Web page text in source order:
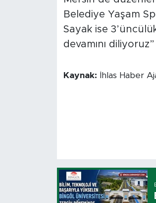
Belediye Yaşam
Sayak ise
devamını
Kaynak: İhlas Haber
Bingöl Kaza Haberleri